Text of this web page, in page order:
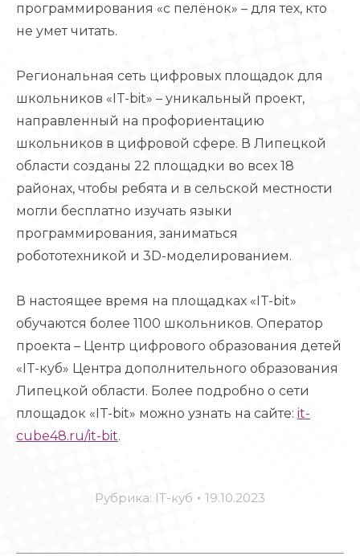
программирования «с пелёнок» – для тех, кто
не умет читать.
Региональная сеть цифровых площадок для
школьников «IT-bit» – уникальный проект,
направленный на профориентацию
школьников в цифровой сфере. В Липецкой
области созданы 22 площадки во всех 18
районах, чтобы ребята и в сельской местности
могли бесплатно изучать языки
программирования, заниматься
робототехникой и 3D-моделированием.
В настоящее время на площадках «IT-bit»
обучаются более 1100 школьников. Оператор
проекта – Центр цифрового образования детей
«IT-куб» Центра дополнительного образования
Липецкой области. Более подробно о сети
площадок «IT-bit» можно узнать на сайте: it-
cube48.ru/it-bit.
Рубрика: IT-куб 19.10.2023